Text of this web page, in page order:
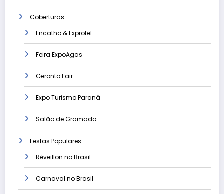
Coberturas
Encatho & Exprotel
Feira ExpoAgas
Geronto Fair
Expo Turismo Paraná
Salão de Gramado
Festas Populares
Réveillon no Brasil
Carnaval no Brasil